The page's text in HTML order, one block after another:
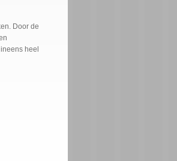
Door de
heel